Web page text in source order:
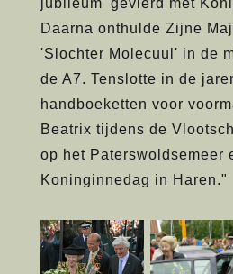
jubileum' gevierd met
Daarna onthulde Zijne
'Slochter Molecuul' in de
de A7. Tenslotte in de
handboeketten voor
Beatrix tijdens de
op het Paterswoldsemeer
Koninginnedag in Haren."